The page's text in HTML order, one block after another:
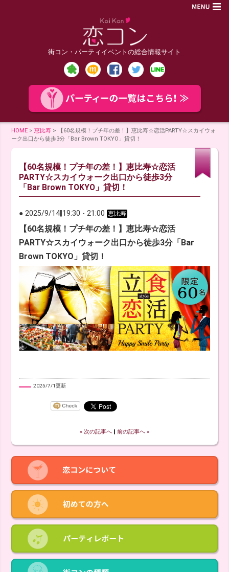
街コン・パーティイベントの総合情報サイト
HOME >恵比寿 >
【60名規模！プチ年の差！】恵比寿☆恋活PARTY☆スカイウォ
ーク出口から徒歩3分「Bar Brown TOKYO」貸切！
【60名規模！プチ年の差！】恵比寿☆恋活
PARTY☆スカイウォーク出口から徒歩3分
「Bar Brown TOKYO」貸切！
● 2025/9/14 19:30 - 21:00 恵比寿
【60名規模！プチ年の差！】恵比寿☆恋活
PARTY☆スカイウォーク出口から徒歩3分「Bar
Brown TOKYO」貸切！
2025/7/1更新
« 次の記事へ 前の記事へ »